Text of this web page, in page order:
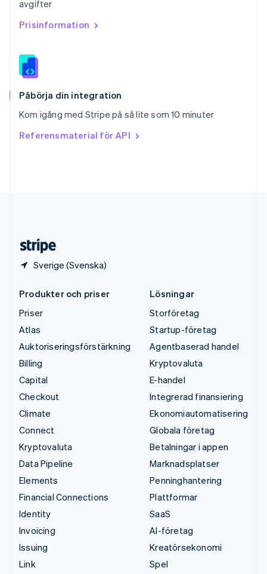
avgifter
Prisinformation
Påbörja din integration
Kom igång med Stripe på så lite som 10 minuter
Referensmaterial för API
Sverige (Svenska)
Slovenien
English Italiano
Storbritannien
Sverige
SvenskaEnglish
ไทยEnglish
English
Produkter och priser
Priser
Atlas
Auktoriseringsförstärkning
Billing
Capital
Checkout
Climate
Connect
Kryptovaluta
Data Pipeline
Elements
Financial Connections
Identity
Invoicing
Issuing
Link
Lösningar
Storföretag
Startup-företag
Agentbaserad handel
Kryptovaluta
E-handel
Integrerad finansiering
Ekonomiautomatisering
Globala företag
Betalningar i appen
Marknadsplatser
Penninghantering
Plattformar
SaaS
AI-företag
Kreatörsekonomi
Spel